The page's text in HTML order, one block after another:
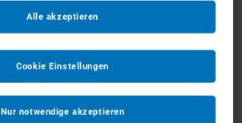
Nur notwendige akzeptieren
Alle akzeptieren
Cookie Einstellungen